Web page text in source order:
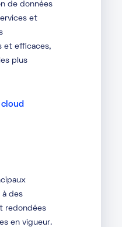
de données
et
et efficaces,
plus
à des
redondées
en vigueur.